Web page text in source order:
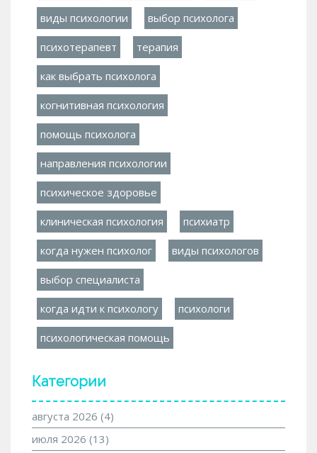
виды психологии выбор психолога
психотерапевт терапия
как выбрать психолога
когнитивная психология
помощь психолога
направления психологии
психическое здоровье
клиническая психология психиатр
когда нужен психолог виды психологов
выбор специалиста
когда идти к психологу психологи
психологическая помощь
Категории
августа 2026 (4)
июля 2026 (13)